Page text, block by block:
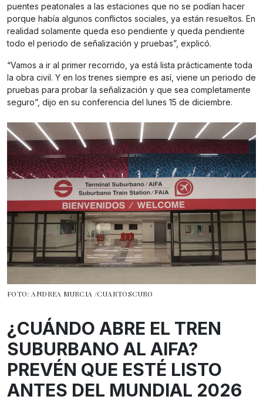
puentes peatonales a las estaciones que no se podían hacer
porque había algunos conflictos sociales, ya están resueltos. En
realidad solamente queda eso pendiente y queda pendiente
todo el periodo de señalización y pruebas”, explicó.
“Vamos a ir al primer recorrido, ya está lista prácticamente toda
la obra civil. Y en los trenes siempre es así, viene un periodo de
pruebas para probar la señalización y que sea completamente
seguro”, dijo en su conferencia del lunes 15 de diciembre.
FOTO: ANDREA MURCIA /CUARTOSCURO
¿CUÁNDO ABRE EL TREN
SUBURBANO AL AIFA?
PREVÉN QUE ESTÉ LISTO
ANTES DEL MUNDIAL 2026